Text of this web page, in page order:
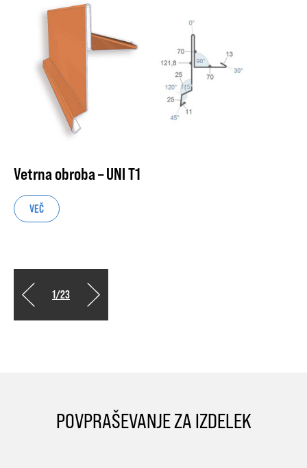
Vetrna obroba – UNI T1
VEČ
1/23
POVPRAŠEVANJE ZA IZDELEK